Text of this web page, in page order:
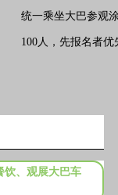
统一乘坐大巴参观
100人，先报名者优
饮、观展大巴车